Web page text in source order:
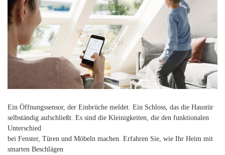
Ein Öffnungssensor, der Einbrüche meldet. Ein Schloss, das die Haustür
selbständig aufschließt. Es sind die Kleinigkeiten, die den funktionalen
Unterschied
bei Fenster, Türen und Möbeln machen. Erfahren Sie, wie Ihr Heim mit
smarten Beschlägen